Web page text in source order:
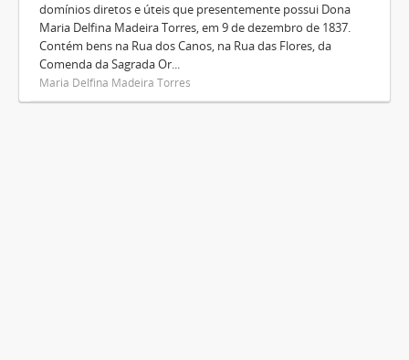
domínios diretos e úteis que presentemente possui Dona
Maria Delfina Madeira Torres, em 9 de dezembro de 1837.
Contém bens na Rua dos Canos, na Rua das Flores, da
Comenda da Sagrada Or...
Maria Delfina Madeira Torres